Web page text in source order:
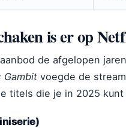
is er op
de afgelopen
Gambit voegde de
titels die je in 2025